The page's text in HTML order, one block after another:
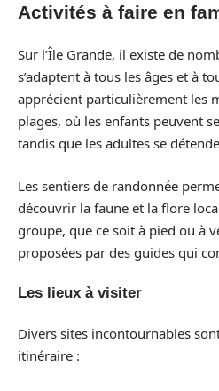
Activités à faire en
Sur l’Île Grande, il existe de
s’adaptent à tous les âges et à
apprécient particulièrement les
plages, où les enfants peuvent
tandis que les adultes se
Les sentiers de randonnée
découvrir la faune et la flore
groupe, que ce soit à pied ou à
proposées par des guides qui
Les lieux à visiter
Divers sites incontournables
itinéraire :